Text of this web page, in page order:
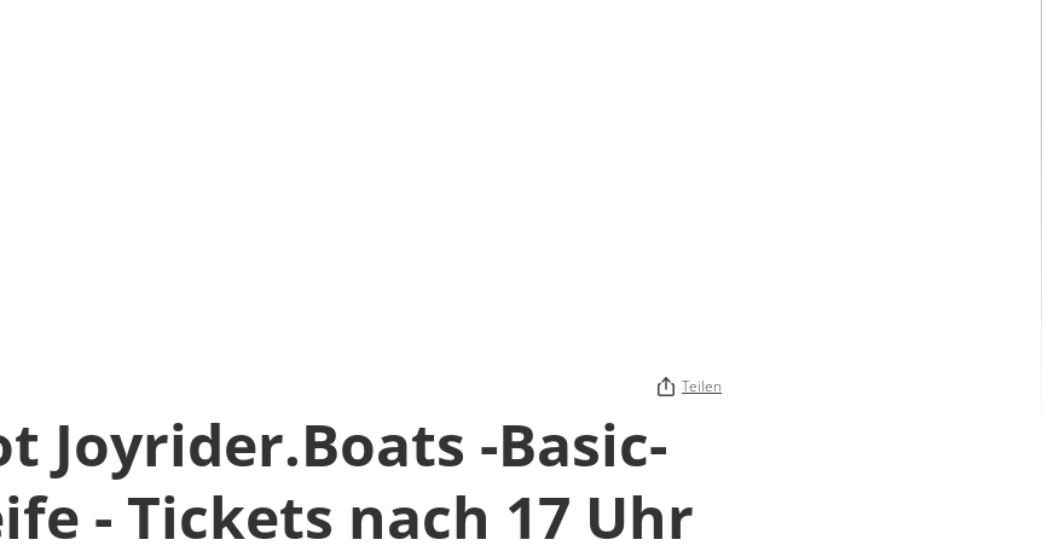
Teilen
Joyrider.Boats -Basic-
- Tickets nach 17 Uhr